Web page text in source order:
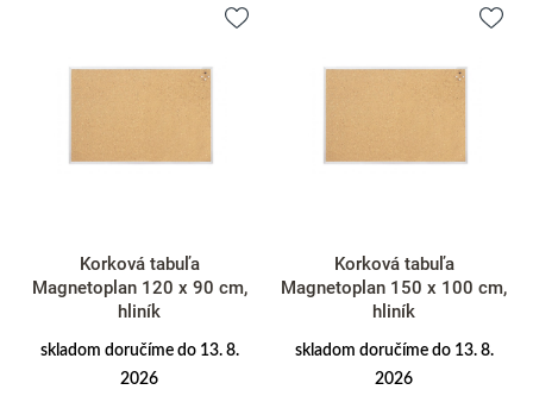
Korková tabuľa
Magnetoplan 120 x 90 cm,
hliník
skladom doručíme do 13. 8.
2026
Korková tabuľa
Magnetoplan 150 x 100 cm,
hliník
skladom doručíme do 13. 8.
2026